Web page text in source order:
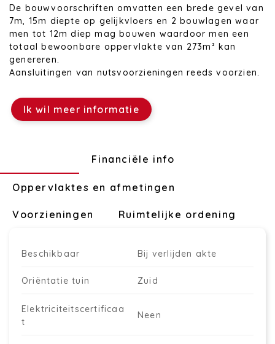
De bouwvoorschriften omvatten een brede gevel van
7m, 15m diepte op gelijkvloers en 2 bouwlagen waar
men tot 12m diep mag bouwen waardoor men een
totaal bewoonbare oppervlakte van 273m² kan
genereren.
Aansluitingen van nutsvoorzieningen reeds voorzien.
Ik wil meer informatie
Financiële info
Oppervlaktes en afmetingen
Voorzieningen Ruimtelijke ordening
Beschikbaar Bij verlijden akte
Oriëntatie tuin Zuid
Elektriciteitscertificaa
t
Neen